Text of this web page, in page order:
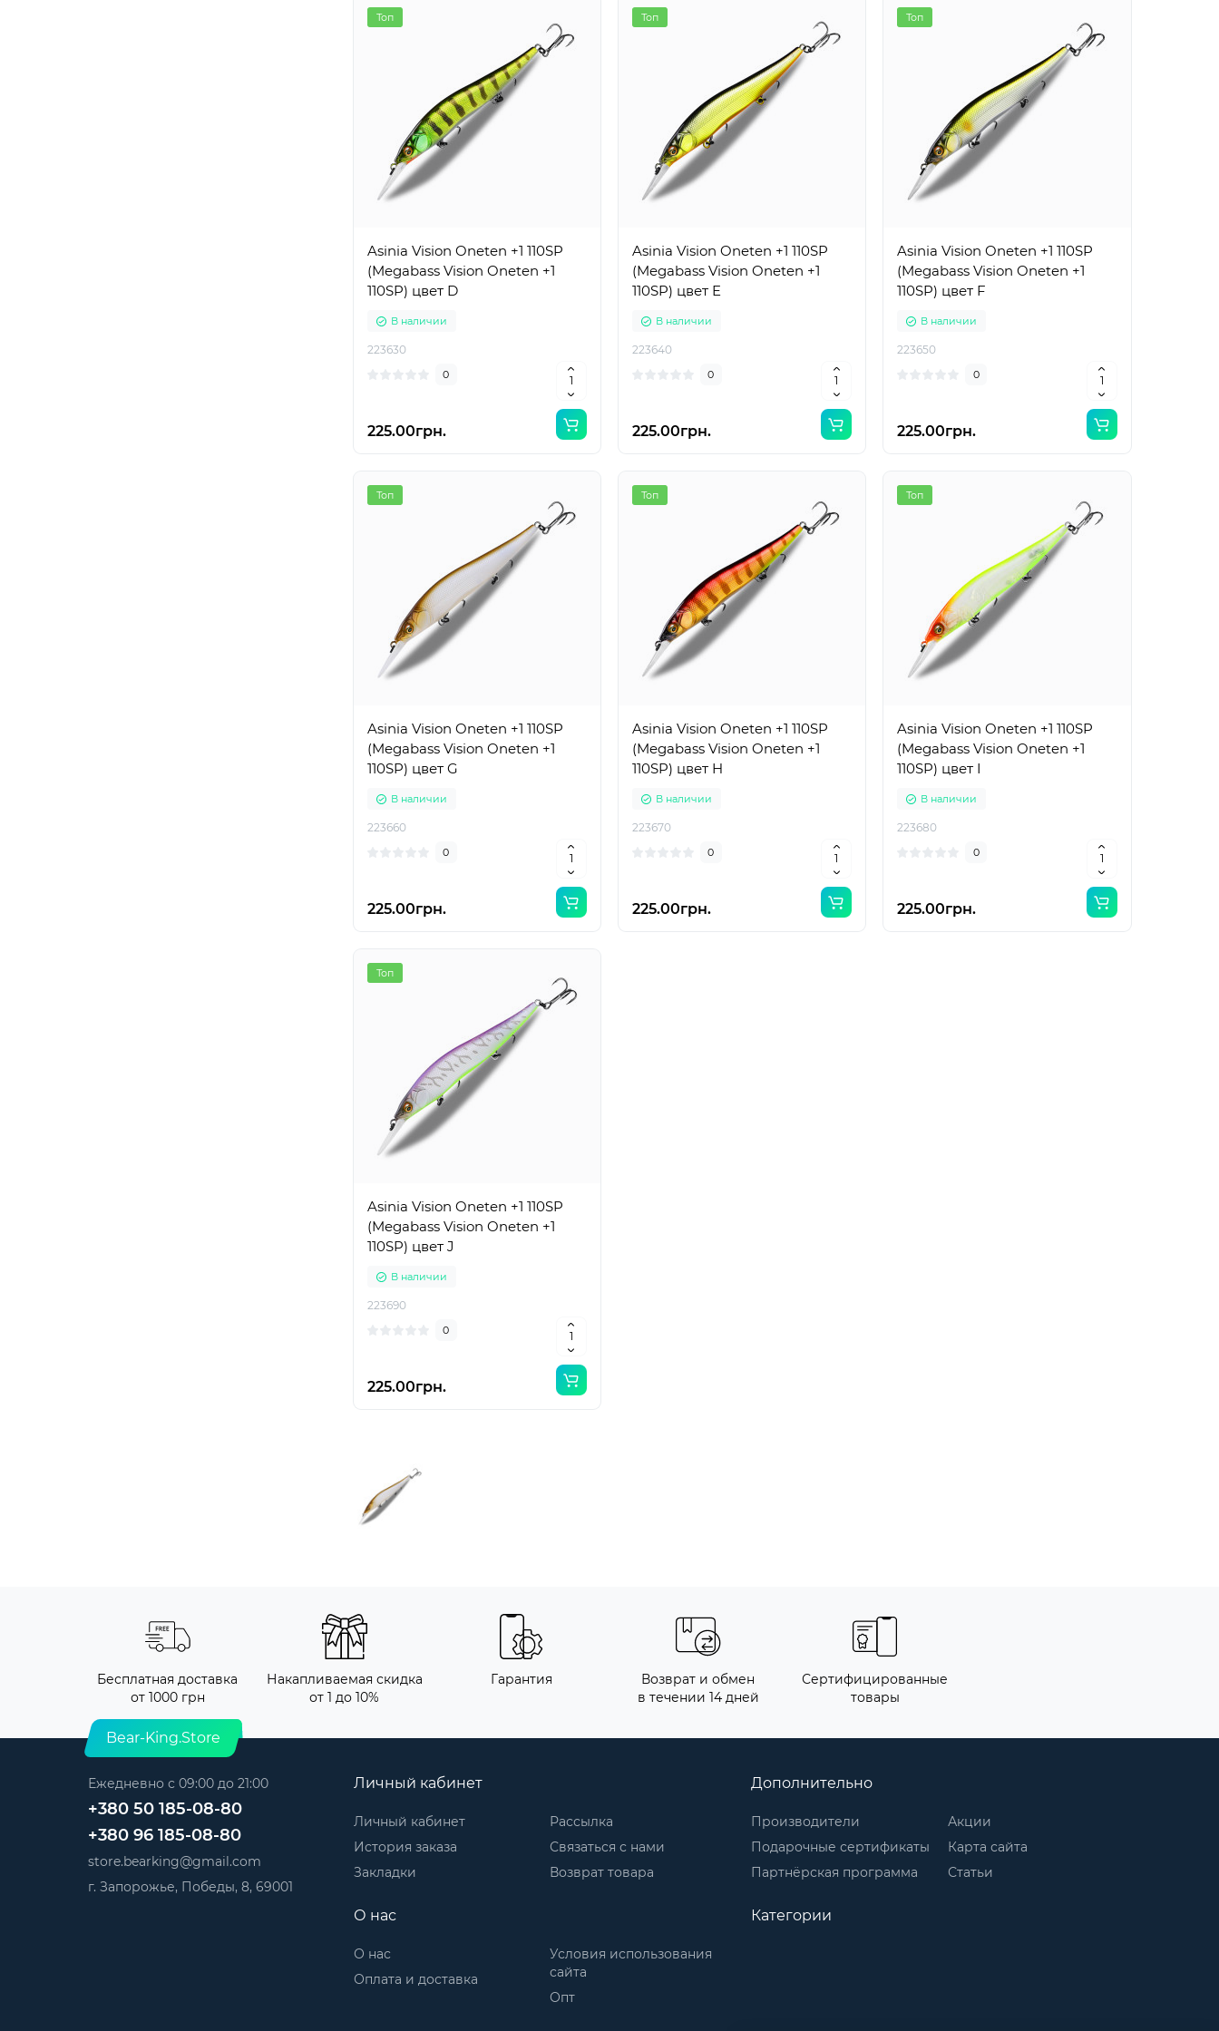
Топ
Asinia Vision Oneten +1 110SP
(Megabass Vision Oneten +1
110SP) цвет D
В наличии
223630
0
225.00грн.
Топ
Asinia Vision Oneten +1 110SP
(Megabass Vision Oneten +1
110SP) цвет E
В наличии
223640
0
225.00грн.
Топ
Asinia Vision Oneten +1 110SP
(Megabass Vision Oneten +1
110SP) цвет F
В наличии
223650
0
225.00грн.
Топ
Asinia Vision Oneten +1 110SP
(Megabass Vision Oneten +1
110SP) цвет G
В наличии
223660
0
225.00грн.
Топ
Asinia Vision Oneten +1 110SP
(Megabass Vision Oneten +1
110SP) цвет H
В наличии
223670
0
225.00грн.
Топ
Asinia Vision Oneten +1 110SP
(Megabass Vision Oneten +1
110SP) цвет I
В наличии
223680
0
225.00грн.
Топ
Asinia Vision Oneten +1 110SP
(Megabass Vision Oneten +1
110SP) цвет J
В наличии
223690
0
225.00грн.
Бесплатная доставка
от 1000 грн
Накапливаемая скидка
от 1 до 10%
Гарантия
Возврат и обмен
в течении 14 дней
Сертифицированные
товары
Bear-King.Store
Ежедневно с 09:00 до 21:00
+380 50 185-08-80
+380 96 185-08-80
store.bearking@gmail.com
г. Запорожье, Победы, 8, 69001
Личный кабинет
Личный кабинет
История заказа
Закладки
Рассылка
Связаться с нами
Возврат товара
Дополнительно
Производители
Подарочные сертификаты
Партнёрская программа
Акции
Карта сайта
Статьи
О нас
О нас
Оплата и доставка
Условия использования
сайта
Опт
Категории